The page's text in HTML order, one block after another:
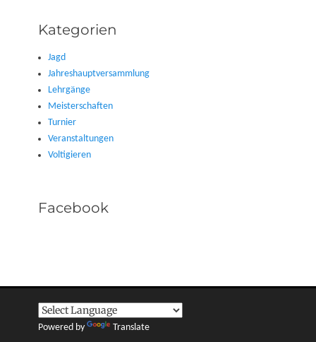
Kategorien
Jagd
Jahreshauptversammlung
Lehrgänge
Meisterschaften
Turnier
Veranstaltungen
Voltigieren
Facebook
Powered by Translate